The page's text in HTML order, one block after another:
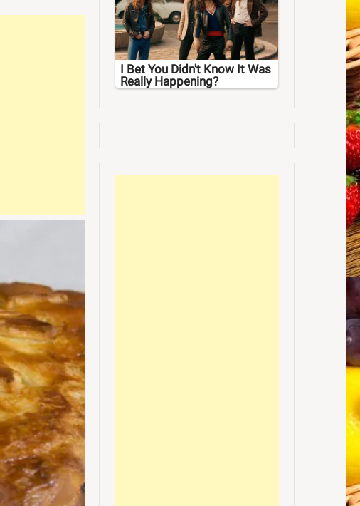
I Bet You Didn't Know It Was
Really Happening?